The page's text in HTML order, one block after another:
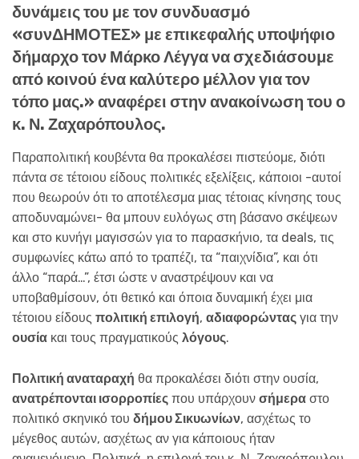
δυνάμεις του με τον συνδυασμό
«συνΔΗΜΟΤΕΣ» με επικεφαλής υποψήφιο
δήμαρχο τον Μάρκο Λέγγανα σχεδιάσουμε
από κοινού ένα καλύτερο μέλλονγια τον
τόπο μας.» αναφέρει στηνανακοίνωση του ο
κ. Ν. Ζαχαρόπουλος.
Παραπολιτική κουβέντα θα προκαλέσει πιστεύομε, διότι
πάντα σε τέτοιου είδους πολιτικές εξελίξεις, κάποιοι -αυτοί
που θεωρούν ότι το αποτέλεσμα μιας τέτοιας κίνησης τους
αποδυναμώνει- θα μπουν ευλόγως στη βάσανο σκέψεων
και στο κυνήγι μαγισσών για το παρασκήνιο, τα deals, τις
συμφωνίες κάτω από το τραπέζι, τα “παιχνίδια”, και ότι
άλλο “παρά…”, έτσι ώστε ν αναστρέψουν και να
υποβαθμίσουν, ότι θετικό και όποια δυναμική έχει μια
τέτοιου είδους πολιτική επιλογή, αδιαφορώντας για την
ουσία και τους πραγματικούς λόγους.
Πολιτική αναταραχή θα προκαλέσει διότι στην ουσία,
ανατρέπονται ισορροπίες που υπάρχουν σήμερα στο
πολιτικό σκηνικό του δήμου Σικυωνίων, ασχέτως το
μέγεθος αυτών, ασχέτως αν για κάποιους ήταν